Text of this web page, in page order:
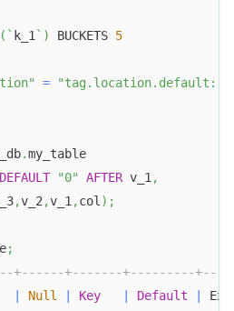
( ` k_1 ` ) BUCKETS 5
=
"tag.location.default:
.my_table
DEFAULT "0" AFTER v_1 ,
,v_2 ,v_1 ,col ) ;
;
+------+-------+---------
Null Key Default